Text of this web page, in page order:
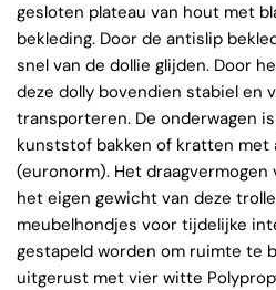
gesloten plateau van hout met
bekleding. Door de antislip
snel van de dollie glijden. Door
deze dolly bovendien stabiel en
transporteren. De onderwagen
kunststof bakken of kratten
(euronorm). Het draagvermogen
het eigen gewicht van deze
meubelhondjes voor tijdelijke
gestapeld worden om ruimte te
uitgerust met vier witte